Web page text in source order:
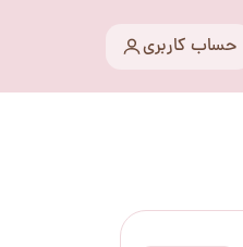
حساب کاربری